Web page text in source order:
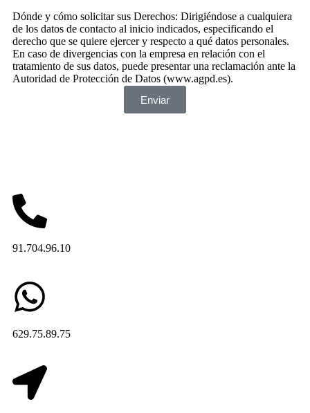
Dónde y cómo solicitar sus Derechos: Dirigiéndose a cualquiera
de los datos de contacto al inicio indicados, especificando el
derecho que se quiere ejercer y respecto a qué datos personales.
En caso de divergencias con la empresa en relación con el
tratamiento de sus datos, puede presentar una reclamación ante la
Autoridad de Protección de Datos (www.agpd.es).
Enviar
91.704.96.10
629.75.89.75